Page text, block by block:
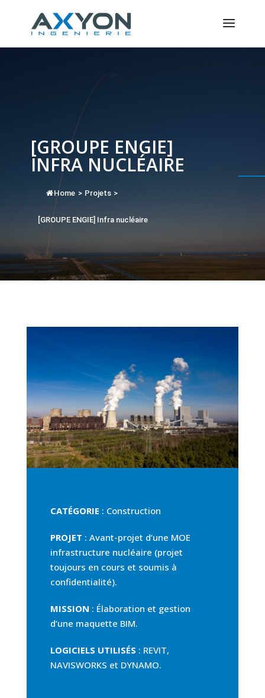
[GROUPE ENGIE]
INFRA NUCLÉAIRE
Home > Projets >
[GROUPE ENGIE] Infra nucléaire
CATÉGORIE : Construction
PROJET : Avant-projet d’une MOE
infrastructure nucléaire (projet
toujours en cours et soumis à
confidentialité).
MISSION : Élaboration et gestion
d’une maquette BIM.
LOGICIELS UTILISÉS : REVIT,
NAVISWORKS et DYNAMO.